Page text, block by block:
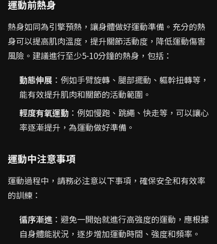
運動前熱身
熱身如同為引擎預熱，讓身體做好運動準備。充分的熱
身可以提高肌肉溫度，提升關節活動度，降低運動傷害
風險。建議進行至少5-10分鐘的熱身，包括：
動態伸展 ：例如手臂旋轉、腿部擺動、軀幹扭轉等，
能有效提升肌肉和關節的活動範圍。
輕度有氧運動 ：例如慢跑、跳繩、快走等，可以讓心
率逐漸提升，為運動做好準備。
運動中注意事項
運動過程中，請務必注意以下事項，確保安全和有效率
的訓練：
循序漸進 ：避免一開始就進行高強度的運動，應根據
自身體能狀況，逐步增加運動時間、強度和頻率。